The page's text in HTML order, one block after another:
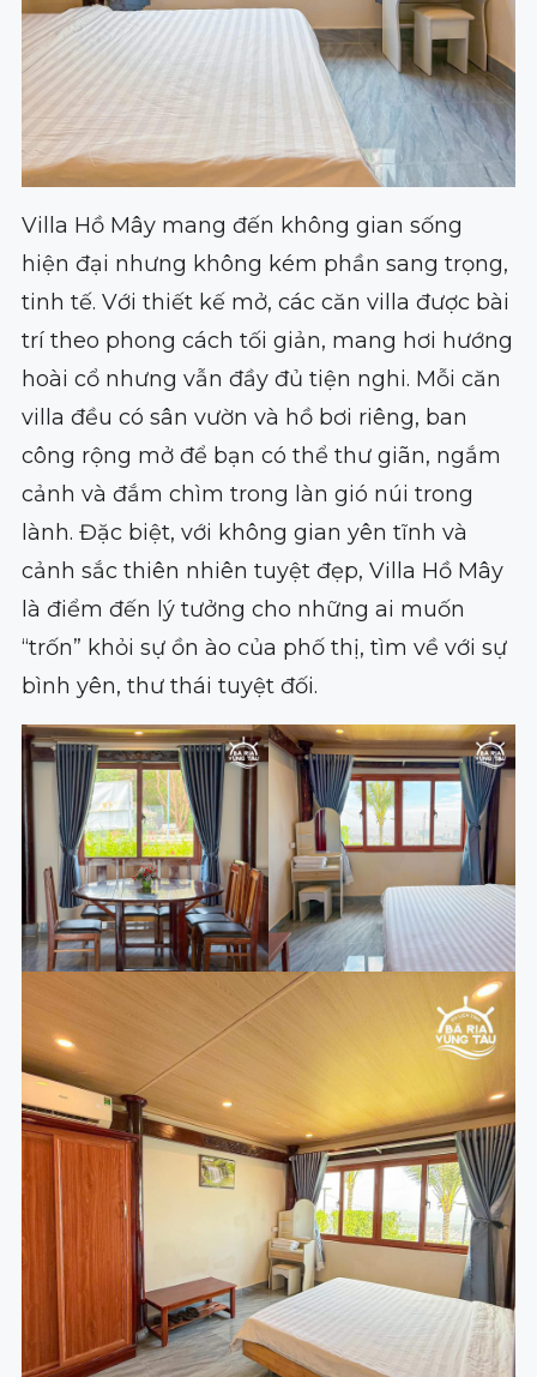
Villa Hồ Mây mang đến không gian sống
hiện đại nhưng không kém phần sang trọng,
tinh tế. Với thiết kế mở, các căn villa được bài
trí theo phong cách tối giản, mang hơi hướng
hoài cổ nhưng vẫn đầy đủ tiện nghi. Mỗi căn
villa đều có sân vườn và hồ bơi riêng, ban
công rộng mở để bạn có thể thư giãn, ngắm
cảnh và đắm chìm trong làn gió núi trong
lành. Đặc biệt, với không gian yên tĩnh và
cảnh sắc thiên nhiên tuyệt đẹp, Villa Hồ Mây
là điểm đến lý tưởng cho những ai muốn
“trốn” khỏi sự ồn ào của phố thị, tìm về với sự
bình yên, thư thái tuyệt đối.